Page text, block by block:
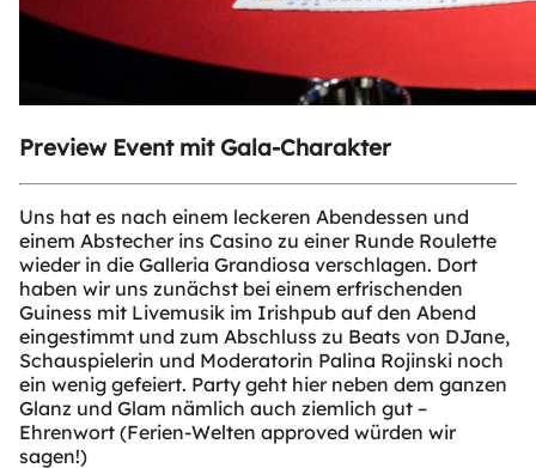
Preview Event mit Gala-Charakter
Uns hat es nach einem leckeren Abendessen und
einem Abstecher ins Casino zu einer Runde Roulette
wieder in die Galleria Grandiosa verschlagen. Dort
haben wir uns zunächst bei einem erfrischenden
Guiness mit Livemusik im Irishpub auf den Abend
eingestimmt und zum Abschluss zu Beats von DJane,
Schauspielerin und Moderatorin Palina Rojinski noch
ein wenig gefeiert. Party geht hier neben dem ganzen
Glanz und Glam nämlich auch ziemlich gut –
Ehrenwort (Ferien-Welten approved würden wir
sagen!)